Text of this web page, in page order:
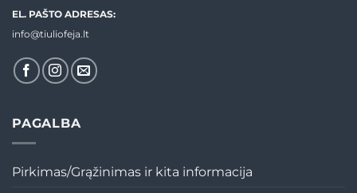
EL. PAŠTO ADRESAS:
info@tiuliofeja.lt
PAGALBA
Pirkimas/Grąžinimas ir kita informacija